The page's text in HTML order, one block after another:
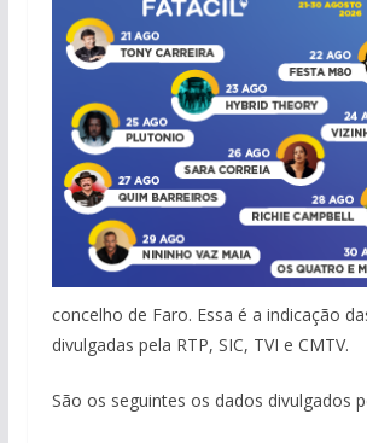
concelho de Faro. Essa é a indicação
divulgadas pela RTP, SIC, TVI e CMTV.
São os seguintes os dados divulgados